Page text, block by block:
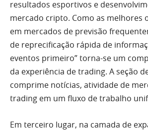
resultados esportivos e
mercado cripto. Como as melhores
em mercados de previsão
de reprecificação rápida de
eventos primeiro” torna-se um
da experiência de trading. A seção
comprime notícias, atividade de
trading em um fluxo de trabalho
Em terceiro lugar, na camada de